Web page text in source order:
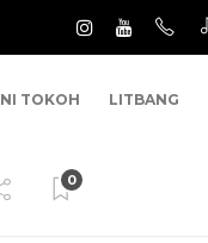
TOKOH LITBANG
0